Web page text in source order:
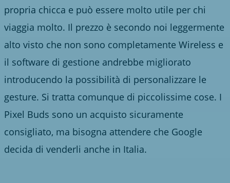
propria chicca e può essere molto utile per chi
viaggia molto. Il prezzo è secondo noi leggermente
alto visto che non sono completamente Wireless e
il software di gestione andrebbe migliorato
introducendo la possibilità di personalizzare le
gesture. Si tratta comunque di piccolissime cose. I
Pixel Buds sono un acquisto sicuramente
consigliato, ma bisogna attendere che Google
decida di venderli anche in Italia.